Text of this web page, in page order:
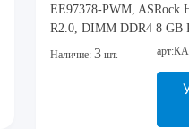
EЕ97378-PWM, ASRock
R2.0, DIMM DDR4 8 GB
3200 MHz ADATA, SSD
Mini-Tower ExeGate
Наличие: 3шт.